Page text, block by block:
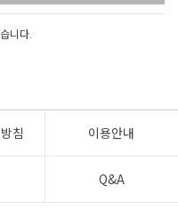
니다.
침 이용안내
Q&A